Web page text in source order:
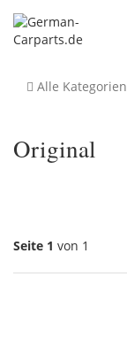
Alle Kategorien
Original
Seite 1 von 1